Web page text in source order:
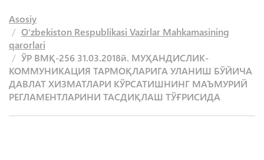
Asosiy
O'zbekiston Respublikasi Vazirlar Mahkamasining
qarorlari
ЎР ВМҚ-256 31.03.2018й. МУҲАНДИСЛИК-
КОММУНИКАЦИЯ ТАРМОҚЛАРИГА УЛАНИШ БЎЙИЧА
ДАВЛАТ ХИЗМАТЛАРИ КЎРСАТИШНИНГ МАЪМУРИЙ
РЕГЛАМЕНТЛАРИНИ ТАСДИҚЛАШ ТЎҒРИСИДА